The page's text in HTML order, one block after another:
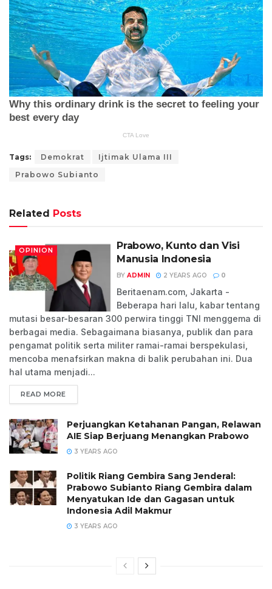
Tags: Demokrat
Ijtimak Ulama III
Prabowo Subianto
Related Posts
OPINION
Prabowo, Kunto dan Visi
Manusia Indonesia
BY ADMIN 2 YEARS AGO 0
Beritaenam.com, Jakarta -
Beberapa hari lalu, kabar tentang
mutasi besar-besaran 300 perwira tinggi TNI menggema di
berbagai media. Sebagaimana biasanya, publik dan para
pengamat politik serta militer ramai-ramai berspekulasi,
mencoba menafsirkan makna di balik perubahan ini. Dua
hal utama menjadi...
READ MORE
Perjuangkan Ketahanan Pangan, Relawan
AIE Siap Berjuang Menangkan Prabowo
3 YEARS AGO
Politik Riang Gembira Sang Jenderal:
Prabowo Subianto Riang Gembira dalam
Menyatukan Ide dan Gagasan untuk
Indonesia Adil Makmur
3 YEARS AGO